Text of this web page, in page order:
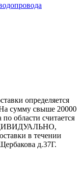
определяется
сумму свыше 20000
области считается
в течении
д.37Г.